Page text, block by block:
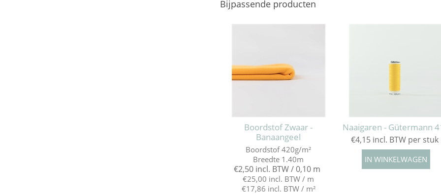
Bijpassende producten
Boordstof Zwaar -
Banaangeel
Boordstof 420g/m²
Breedte 1.40m
€2,50 incl. BTW / 0,10 m
€25,00 incl. BTW / m
€17,86 incl. BTW / m²
Naaigaren - Gütermann
€4,15 incl. BTW per stuk